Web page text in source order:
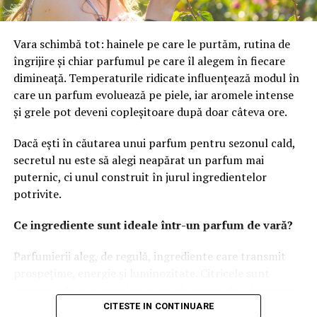
unor eventuale oferte de preluare, însă a subliniat că
sa. transmite CNBC.
Vara schimbă tot: hainele pe care le purtăm, rutina de
îngrijire și chiar parfumul pe care îl alegem în fiecare
dimineață. Temperaturile ridicate influențează modul în
care un parfum evoluează pe piele, iar aromele intense
și grele pot deveni copleșitoare după doar câteva ore.
Dacă ești în căutarea unui parfum pentru sezonul cald,
secretul nu este să alegi neapărat un parfum mai
puternic, ci unul construit în jurul ingredientelor
potrivite.
Ce ingrediente sunt ideale într-un parfum de vară?
Parfumierii aleg, de regulă, ingrediente care transmit
oferă o senzație imediată de prospețime și se dezvoltă
CITESTE IN CONTINUARE